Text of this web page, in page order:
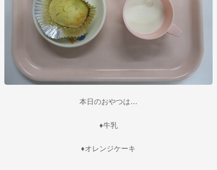
本日のおやつは…
♦牛乳
♦オレンジケーキ